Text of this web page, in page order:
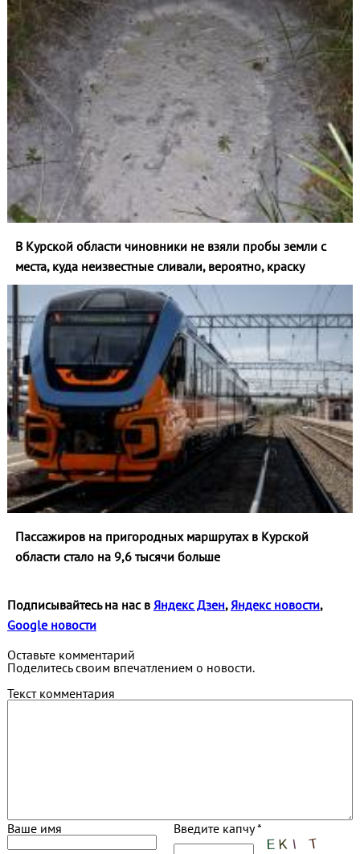
В Курской области чиновники не взяли пробы земли с
места, куда неизвестные сливали, вероятно, краску
Пассажиров на пригородных маршрутах в Курской
области стало на 9,6 тысячи больше
Подписывайтесь на нас в Яндекс Дзен,Яндекс новости,
Google новости
Оставьте комментарий
Поделитесь своим впечатлением о новости.
Текст комментария
Ваше имя Введите капчу *